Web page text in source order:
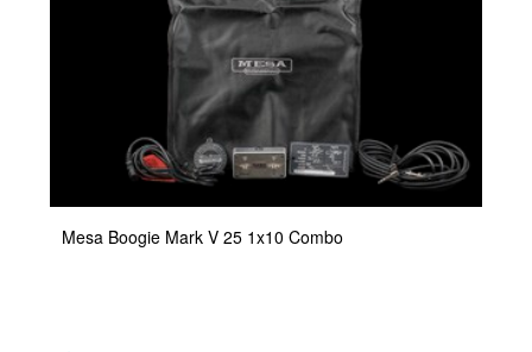
Mesa Boogie Mark V 25 1x10 Combo